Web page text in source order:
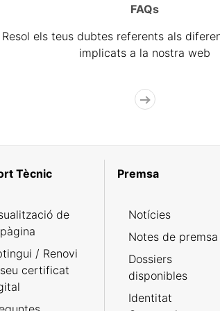
FAQs
Resol els teus dubtes referents als
implicats a la nostra web
Tècnic
de
/ Renovi
certificat
Premsa
Notícies
Notes de premsa
Dossiers
disponibles
Identitat